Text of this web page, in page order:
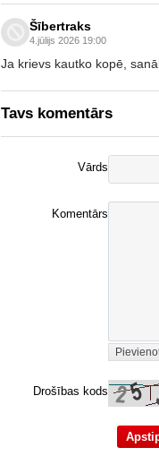
Šībertraks
4.jūlijs 2026 19:00
Ja krievs kautko kopē,
Tavs komentārs
Vārds
Komentārs
Drošības kods